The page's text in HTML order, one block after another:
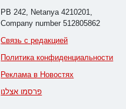
PB 242, Netanya 4210201,
Company number 512805862
Связь с редакцией
Политика конфиденциальности
Реклама в Новостях
פרסמו אצלנו